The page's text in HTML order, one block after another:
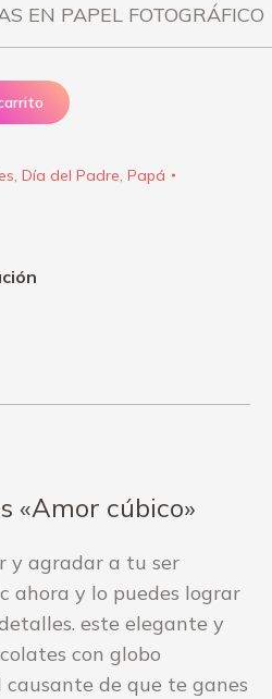
EN PAPEL FOTOGRÁFICO
, Día del Padre, Papá
«Amor cúbico»
y agradar a tu ser
ahora y lo puedes lograr
este elegante y
con globo
causante de que te ganes